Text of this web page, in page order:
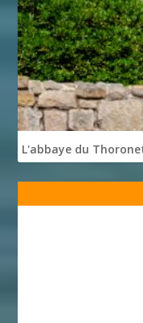
L'abbaye du